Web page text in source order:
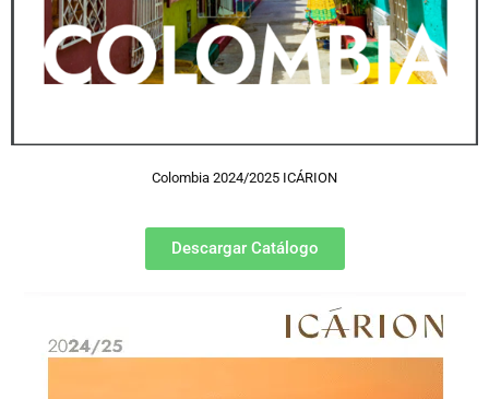
Colombia 2024/2025 ICÁRION
Descargar Catálogo